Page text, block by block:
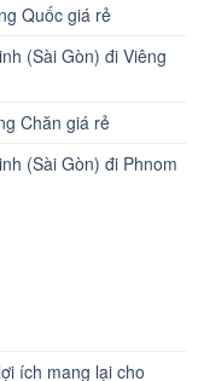
Quốc giá rẻ
(Sài Gòn) đi Viêng
Chăn giá rẻ
(Sài Gòn) đi Phnom
ích mang lại cho